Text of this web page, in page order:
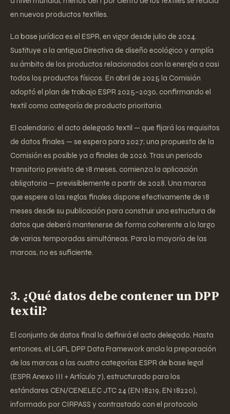
en nuevos productos textiles.
La base jurídica es el ESPR, en vigor desde julio de 2024.
Sustituye a la antigua Directiva de diseño ecológico y amplía
su ámbito de los productos relacionados con la energía a casi
todos los productos físicos. En abril de 2025 la Comisión
adoptó el plan de trabajo ESPR 2025–2030, confirmando el
textil como categoría de producto prioritaria.
El calendario: el acto delegado textil — que fijará los requisitos
de datos finales — se espera para 2027; una propuesta de la
Comisión es posible ya a finales de 2026. Tras un periodo
transitorio previsto de 18 meses, comienza la aplicación
obligatoria — previsiblemente a partir de 2028. Una marca
que espere a las reglas finales dispone efectivamente de 18
meses desde su publicación para construir una estructura de
datos que deberá mantenerse de forma coherente a lo largo
de varias temporadas simultáneas. Para la mayoría de las
marcas, no es suficiente.
3. ¿Qué datos debe contener un DPP
textil?
El conjunto de datos final lo definirá el acto delegado. Hasta
entonces, el LGFL DPP Data Framework ancla la preparación
de las marcas a las cuatro categorías ESPR de base legal
(ESPR Anexo III + Artículo 7), estructurado para los
estándares CEN/CENELEC JTC 24 (EN 18219, EN 18220),
informado por CIRPASS y contrastado con el protocolo